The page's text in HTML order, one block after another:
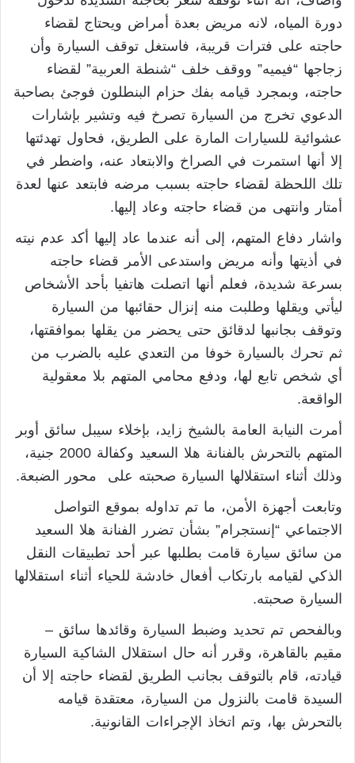
دورة المياه، لانه مريض بعدة أمراض ويحتاج لقضاء
حاجته على فترات قريبة، فاستغل توقف السيارة وأن
زجاجها “فيميه” ووقف خلف “شنطة العربية” لقضاء
حاجته، وبمجرد قيامه بفك حزام البنطلون فوجئ بصاحبة
الدعوي تخرج من السيارة تصرخ فيه وتشير بإشارات
عشوائية للسيارات المارة على الطريق، فحاول تهدئتها
إلا أنها استمرت في الصراخ والابتعاد عنه، واضطر في
تلك اللحظة لقضاء حاجته بسبب مرضه فابتعد عنها لعدة
أمتار وانتهى من قضاء حاجته وعاد إليها.
واشار دفاع المتهم، إلى أنه عندما عاد إليها أكد عدم نيته
في أذيتها وأنه مريض واستدعى الأمر قضاء حاجته
بسرعة شديدة، فعلم أنها اتصلت هاتفيا بأحد الأشخاص
ليأتي ويقلها وطلبت منه إنزال حقائبها من السيارة
وتوقف بجانبها لدقائق حتى يحضر من يقلها بموافقتها،
ثم تحرك بالسيارة خوفا من التعدي عليه بالضرب من
أي شخص تابع لها، ودفع محامي المتهم بلا معقولية
الواقعة.
أمرت النيابة العامة بالشيخ زايد، بإخلاء سيبل سائق أوبر
المتهم بالتحرش بالفنانة هلا السعيد وكفالة 2000 جنية،
وذلك أثناء استقلالها السيارة صحبته على محور الضبعة.
وتابعت أجهزة الأمن، ما تم تداوله بموقع التواصل
الاجتماعي “إنستجرام” بشأن تضرر الفنانة هلا السعيد
من سائق سيارة قامت بطلبها عبر أحد تطبيقات النقل
الذكي لقيامه بارتكاب أفعال خادشة للحياء أثناء استقلالها
السيارة صحبته.
وبالفحص تم تحديد وضبط السيارة وقائدها سائق –
مقيم بالقاهرة، وقرر أنه حال استقلال الشاكية السيارة
قيادته، قام بالتوقف بجانب الطريق لقضاء حاجته إلا أن
السيدة قامت بالنزول من السيارة، معتقدة قيامه
بالتحرش بها، وتم اتخاذ الإجراءات القانونية.